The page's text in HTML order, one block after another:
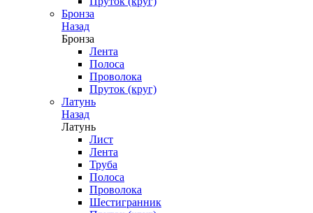
Бронза
Назад
Бронза
Лента
Полоса
Проволока
Пруток (круг)
Латунь
Назад
Латунь
Лист
Лента
Труба
Полоса
Проволока
Шестигранник